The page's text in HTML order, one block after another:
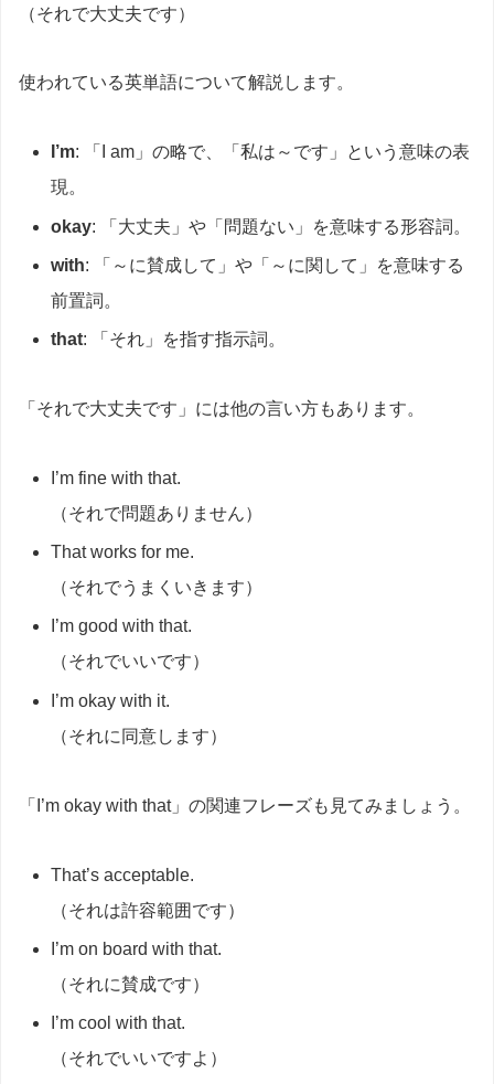
（それで大丈夫です）
使われている英単語について解説します。
I’m: 「I am」の略で、「私は～です」という意味の表
現。
okay: 「大丈夫」や「問題ない」を意味する形容詞。
with: 「～に賛成して」や「～に関して」を意味する
前置詞。
that: 「それ」を指す指示詞。
「それで大丈夫です」には他の言い方もあります。
I’m fine with that.
（それで問題ありません）
That works for me.
（それでうまくいきます）
I’m good with that.
（それでいいです）
I’m okay with it.
（それに同意します）
「I’m okay with that」の関連フレーズも見てみましょう。
That’s acceptable.
（それは許容範囲です）
I’m on board with that.
（それに賛成です）
I’m cool with that.
（それでいいですよ）